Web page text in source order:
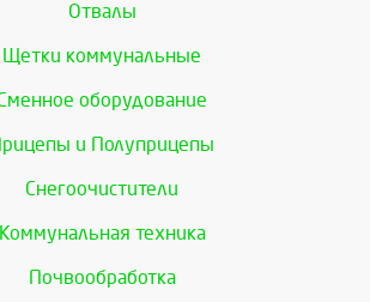
Отвалы
Щетки коммунальные
оборудование
и Полуприцепы
Снегоочистители
Коммунальная техника
Почвообработка